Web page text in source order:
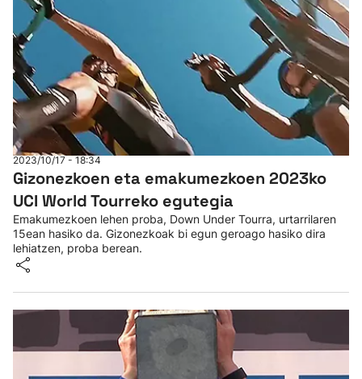
2023/10/17 - 18:34
Gizonezkoen eta emakumezkoen 2023ko
UCI World Tourreko egutegia
Emakumezkoen lehen proba, Down Under Tourra, urtarrilaren
15ean hasiko da. Gizonezkoak bi egun geroago hasiko dira
lehiatzen, proba berean.